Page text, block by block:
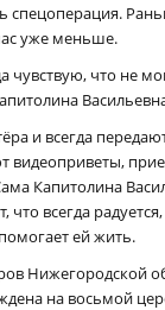
спецоперация.
уже меньше.
чувствую, что не
и всегда
видеоприветы,
Капитолина
что всегда
ей жить.
Нижегородской
на восьмой